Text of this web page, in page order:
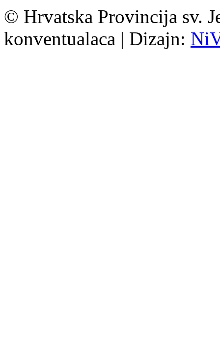
© Hrvatska Provincija sv.
konventualaca | Dizajn: